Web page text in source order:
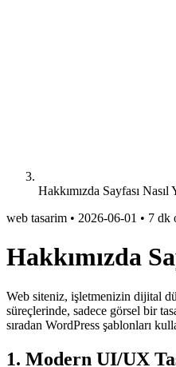
Hakkımızda Sayfası Nasıl
web tasarim • 2026-06-01 • 7 dk
Hakkımızda
Web siteniz, işletmenizin dijital
süreçlerinde, sadece görsel bir
sıradan WordPress şablonları
1. Modern UI/UX